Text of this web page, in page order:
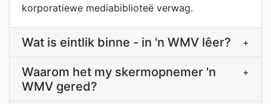
korporatiewe mediabiblioteë verwag.
Wat is eintlik binne - in 'n WMV lêer? +
Waarom het my skermopnemer 'n
WMV gered?
+